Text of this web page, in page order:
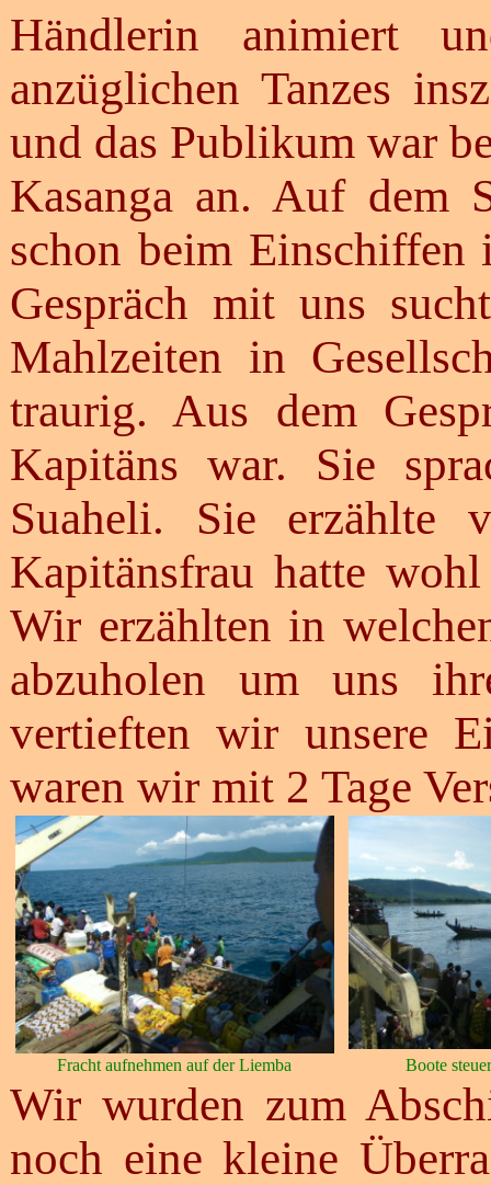
Händlerin animiert
anzüglichen Tanzes
und das Publikum war
Kasanga an. Auf dem
schon beim
Gespräch mit uns
Mahlzeiten in
traurig. Aus dem
Kapitäns war. Sie
Suaheli. Sie erzählte
Kapitänsfrau hatte
Wir erzählten in
abzuholen um uns
vertieften wir unsere
waren wir mit 2 Tage
Fracht aufnehmen auf der Liemba Boote
Wir wurden zum
noch eine kleine